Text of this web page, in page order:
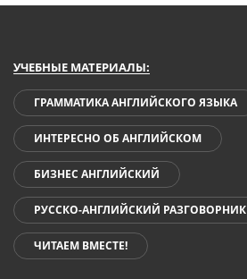
УЧЕБНЫЕ МАТЕРИАЛЫ:
ГРАММАТИКА АНГЛИЙСКОГО ЯЗЫКА
ИНТЕРЕСНО ОБ АНГЛИЙСКОМ
БИЗНЕС АНГЛИЙСКИЙ
РУССКО-АНГЛИЙСКИЙ РАЗГОВОРНИК
ЧИТАЕМ ВМЕСТЕ!